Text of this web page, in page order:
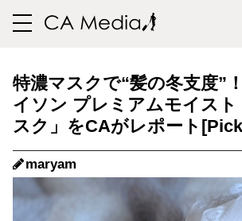
toggle
特濃マスクで“髪の冬支度”
イソン プレミアムモイスト
スク」をCAがレポート
maryam